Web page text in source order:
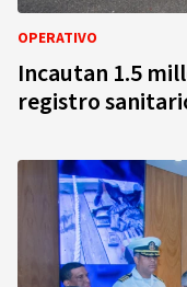
OPERATIVO
Incautan 1.5
registro